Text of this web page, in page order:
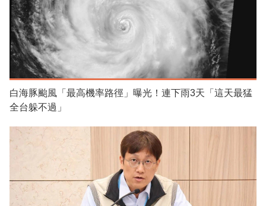
白海豚颱風「最高機率路徑」曝光！連下雨3天「這天最猛
全台躲不過」